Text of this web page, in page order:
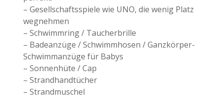
– Gesellschaftsspiele wie UNO, die wenig Platz
wegnehmen
– Schwimmring / Taucherbrille
– Badeanzüge / Schwimmhosen / Ganzkörper-
Schwimmanzüge für Babys
– Sonnenhüte / Cap
– Strandhandtücher
– Strandmuschel